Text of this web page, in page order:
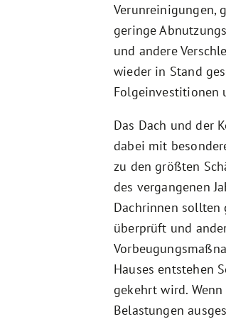
Verunreinigungen,
geringe
und andere
wieder in Stand
Folgeinvestitionen
Das Dach und der
dabei mit
zu den größten
des vergangenen
Dachrinnen sollten
überprüft und
Hauses entstehen
gekehrt wird.
Belastungen